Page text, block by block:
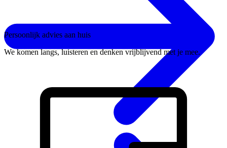
Persoonlijk advies aan huis
We komen langs, luisteren en denken vrijblijvend met je mee.